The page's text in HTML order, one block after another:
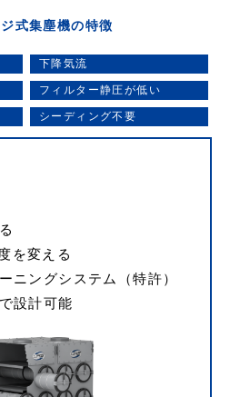
式集塵機の特徴
下降気流
フィルター静圧が低い
シーディング不要
を変える
ニングシステム（特許）
設計可能